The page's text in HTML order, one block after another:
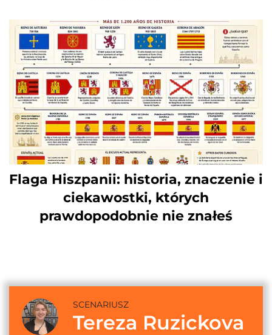
Flaga Hiszpanii: historia, znaczenie i
ciekawostki, których
prawdopodobnie nie znałeś
SCENARIUSZ
Tereza Ruzickova